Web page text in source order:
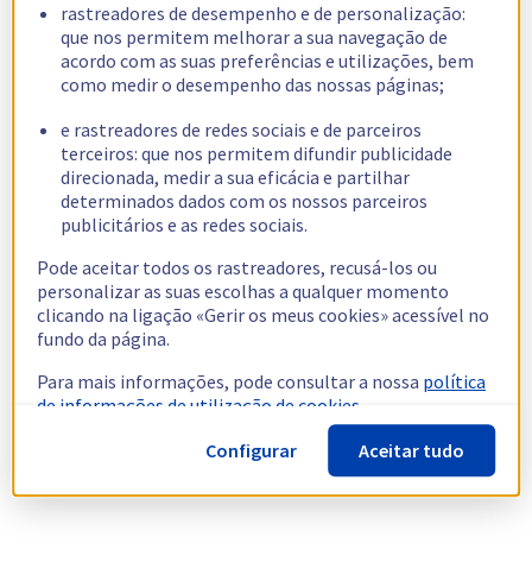
rastreadores de desempenho e de personalização:
que nos permitem melhorar a sua navegação de
acordo com as suas preferências e utilizações, bem
como medir o desempenho das nossas páginas;
e rastreadores de redes sociais e de parceiros
terceiros: que nos permitem difundir publicidade
direcionada, medir a sua eficácia e partilhar
determinados dados com os nossos parceiros
publicitários e as redes sociais.
Pode aceitar todos os rastreadores, recusá-los ou
personalizar as suas escolhas a qualquer momento
clicando na ligação «Gerir os meus cookies» acessível no
fundo da página.
Para mais informações, pode consultar a nossa política
de informações de utilização de cookies.
Configurar
Aceitar tudo